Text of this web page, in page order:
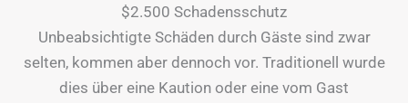
$2.500 Schadensschutz
Unbeabsichtigte Schäden durch Gäste sind zwar
selten, kommen aber dennoch vor. Traditionell wurde
dies über eine Kaution oder eine vom Gast